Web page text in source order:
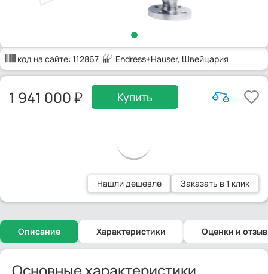
код на сайте: 112867 Endress+Hauser, Швейцария
1 941 000 Купить
Нашли дешевле Заказать в 1 клик
Описание Характеристики Оценки и